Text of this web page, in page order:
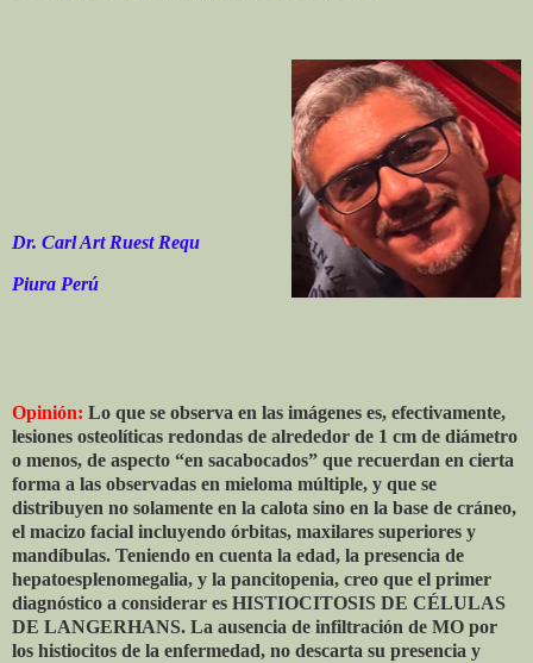
Dr. Carl Art Ruest Requ
Piura Perú
Opinión: Lo que se observa en las imágenes es, efectivamente,
lesiones osteolíticas redondas de alrededor de 1 cm de diámetro
o menos, de aspecto “en sacabocados” que recuerdan en cierta
forma a las observadas en mieloma múltiple, y que se
distribuyen no solamente en la calota sino en la base de cráneo,
el macizo facial incluyendo órbitas, maxilares superiores y
mandíbulas. Teniendo en cuenta la edad, la presencia de
hepatoesplenomegalia, y la pancitopenia, creo que el primer
diagnóstico a considerar es HISTIOCITOSIS DE CÉLULAS
DE LANGERHANS. La ausencia de infiltración de MO por
los histiocitos de la enfermedad, no descarta su presencia y